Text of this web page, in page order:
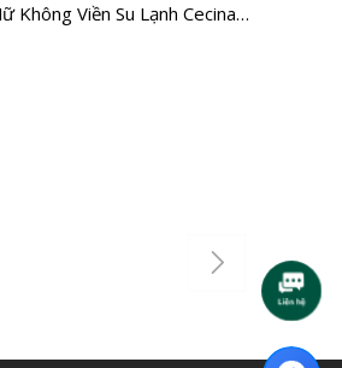
Không Viền Su Lạnh Cecina